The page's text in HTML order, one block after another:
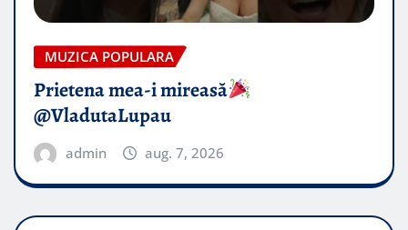
MUZICA POPULARA
Prietena mea-i mireasă​
@VladutaLupau
admin aug. 7, 2026